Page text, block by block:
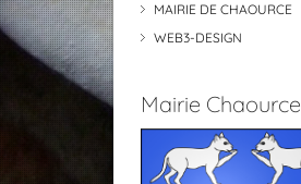
MAIRIE DE CHAOURCE
WEB3-DESIGN
Mairie Chaource